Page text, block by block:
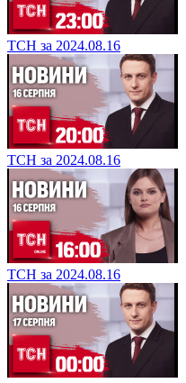
ТСН за 2024.08.16
ТСН за 2024.08.16
ТСН за 2024.08.16